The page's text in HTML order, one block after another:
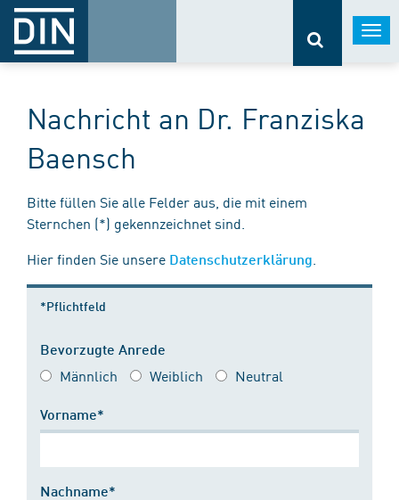
Nachricht an Dr. Franziska
Baensch
Bitte füllen Sie alle Felder aus, die mit einem
Sternchen (*) gekennzeichnet sind.
Hier finden Sie unsere Datenschutzerklärung
*Pflichtfeld
Bevorzugte Anrede
Männlich Weiblich Neutral
Vorname*
Nachname*